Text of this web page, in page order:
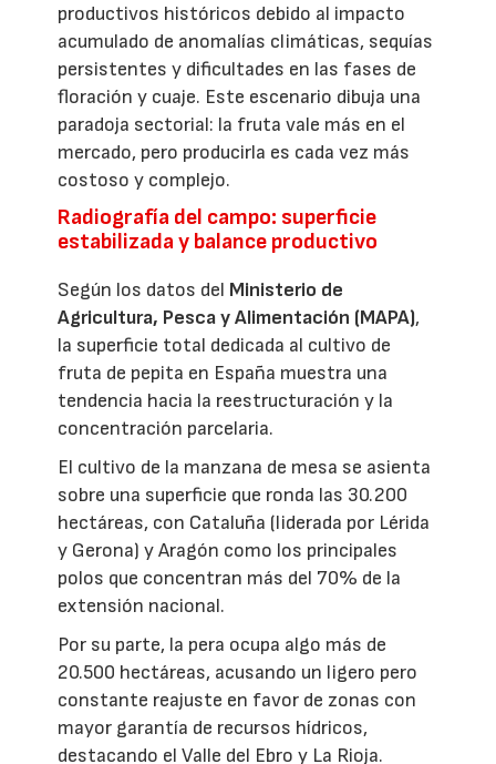
productivos históricos debido al impacto
acumulado de anomalías climáticas, sequías
persistentes y dificultades en las fases de
floración y cuaje. Este escenario dibuja una
paradoja sectorial: la fruta vale más en el
mercado, pero producirla es cada vez más
costoso y complejo.
Radiografía del campo: superficie
estabilizada y balance productivo
Según los datos del Ministerio de
Agricultura, Pesca y Alimentación (MAPA),
la superficie total dedicada al cultivo de
fruta de pepita en España muestra una
tendencia hacia la reestructuración y la
concentración parcelaria.
El cultivo de la manzana de mesa se asienta
sobre una superficie que ronda las 30.200
hectáreas, con Cataluña (liderada por Lérida
y Gerona) y Aragón como los principales
polos que concentran más del 70% de la
extensión nacional.
Por su parte, la pera ocupa algo más de
20.500 hectáreas, acusando un ligero pero
constante reajuste en favor de zonas con
mayor garantía de recursos hídricos,
destacando el Valle del Ebro y La Rioja.